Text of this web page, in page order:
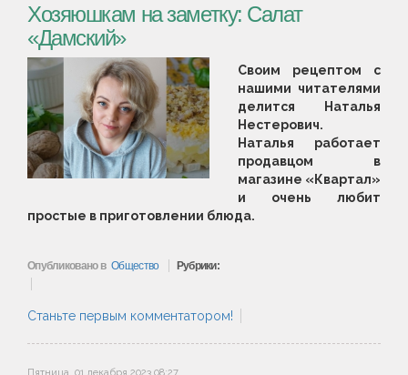
Хозяюшкам на заметку: Салат
«Дамский»
Своим рецептом с
нашими читателями
делится Наталья
Нестерович.
Наталья работает
продавцом в
магазине «Квартал»
и очень любит
простые в приготовлении блюда.
Опубликовано в Общество Рубрики:
Станьте первым комментатором!
Пятница, 01 декабря 2023 08:27